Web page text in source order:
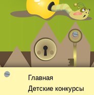
Главная
Детские конкурсы